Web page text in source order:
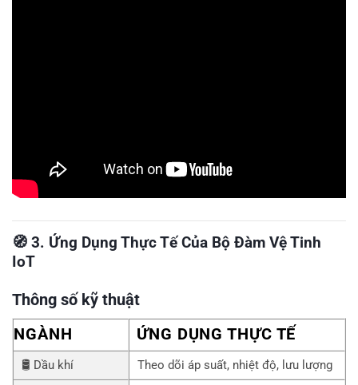
🧭 3. Ứng Dụng Thực Tế Của Bộ Đàm Vệ Tinh
IoT
Thông số kỹ thuật
NGÀNH ỨNG DỤNG THỰC TẾ
🛢️ Dầu khí
Theo dõi áp suất, nhiệt độ, lưu lượng